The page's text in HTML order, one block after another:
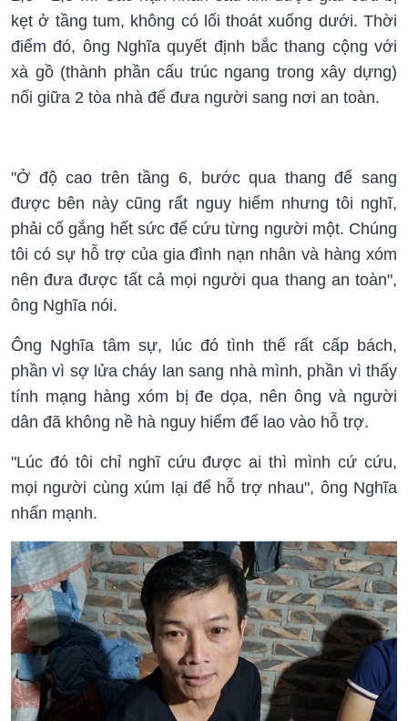
kẹt ở tầng tum, không có lối thoát xuống dưới. Thời
điểm đó, ông Nghĩa quyết định bắc thang cộng với
xà gồ (thành phần cấu trúc ngang trong xây dựng)
nối giữa 2 tòa nhà để đưa người sang nơi an toàn.
"Ở độ cao trên tầng 6, bước qua thang để sang
được bên này cũng rất nguy hiểm nhưng tôi nghĩ,
phải cố gắng hết sức để cứu từng người một. Chúng
tôi có sự hỗ trợ của gia đình nạn nhân và hàng xóm
nên đưa được tất cả mọi người qua thang an toàn",
ông Nghĩa nói.
Ông Nghĩa tâm sự, lúc đó tình thế rất cấp bách,
phần vì sợ lửa cháy lan sang nhà mình, phần vì thấy
tính mạng hàng xóm bị đe dọa, nên ông và người
dân đã không nề hà nguy hiểm để lao vào hỗ trợ.
"Lúc đó tôi chỉ nghĩ cứu được ai thì mình cứ cứu,
mọi người cùng xúm lại để hỗ trợ nhau", ông Nghĩa
nhấn mạnh.